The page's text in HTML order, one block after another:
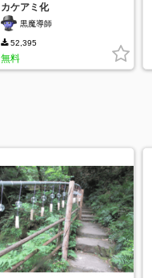
カケアミ化
黒魔導師
52,395
無料